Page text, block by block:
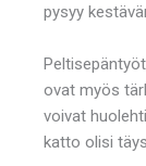
pysyy
ovat myös
voivat
katto olisi